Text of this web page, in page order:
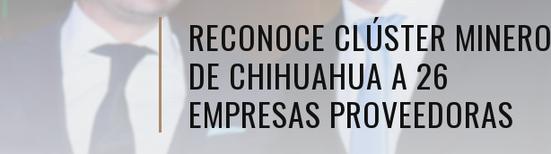
RECONOCE CLÚSTER MINERO
DE CHIHUAHUA A 26
EMPRESAS PROVEEDORAS